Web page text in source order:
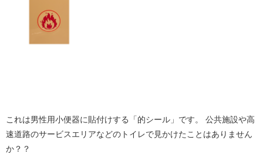
これは男性用小便器に貼付けする「的シール」です。 公共施設や高
速道路のサービスエリアなどのトイレで見かけたことはありません
か？？